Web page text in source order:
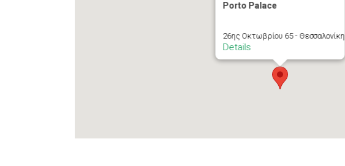
Porto Palace
26ης Οκτωβρίου 65 - Θεσσαλονίκη
Details